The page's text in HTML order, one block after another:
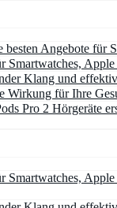
Angebote für
Klang und
Wirkung für Ihre
Pro 2 Hörgeräte